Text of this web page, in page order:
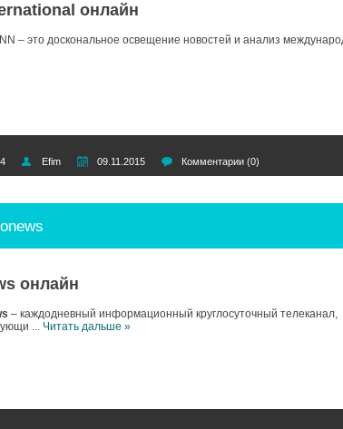
онлайн
– это доскональное освещение новостей и анализ
Efim 09.11.2015 Комментарии (0)
онлайн
– каждодневный информационный круглосуточный телеканал,
... Читать дальше »